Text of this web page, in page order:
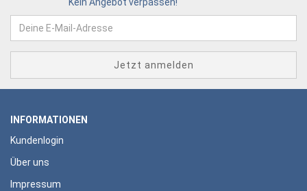
Kein Angebot verpassen!
INFORMATIONEN
Kundenlogin
Über uns
Impressum